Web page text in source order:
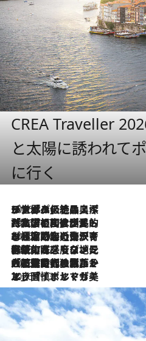
CREA Traveller
と太陽に誘われて
に行く
2026.8.8
リスボンの絶品スイーツ「パステル・デ・ナタ」とは？ポルトガル伝統の奥深い世界へ
2026.7.27
「私の祖国はポルトガル語です」国民的詩人フェルナンド・ペソアと、彼が愛した文学の街を歩く
2026.7.26
ポルトガル近海が育む極上の海の幸。キリリと冷えた白ワインと愉しむ、シーフード専門店の贅沢
2026.7.22
伝統の味をモダンに昇華。高感度な地元客が集う、リスボンの最旬ガストロノミー
2026.7.21
大航海時代の栄華から、震災、独裁、そして革命へ。ポルトガル・首都リスボンの石畳に刻まれた「歴史の光と影」
2026.7.13
エッセイ・ヤマザキマリ「慎ましくも美しき国 ポルトガル」